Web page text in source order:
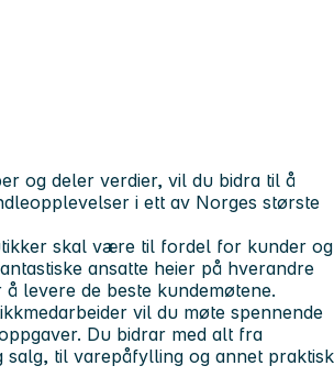
og deler verdier, vil du bidra til å
i ett av Norges største
skal være til fordel for kunder og
ansatte heier på hverandre
levere de beste kundemøtene.
vil du møte spennende
Du bidrar med alt fra
salg, til varepåfylling og annet praktisk